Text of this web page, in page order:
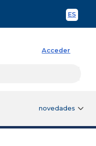
ES
Acceder
novedades